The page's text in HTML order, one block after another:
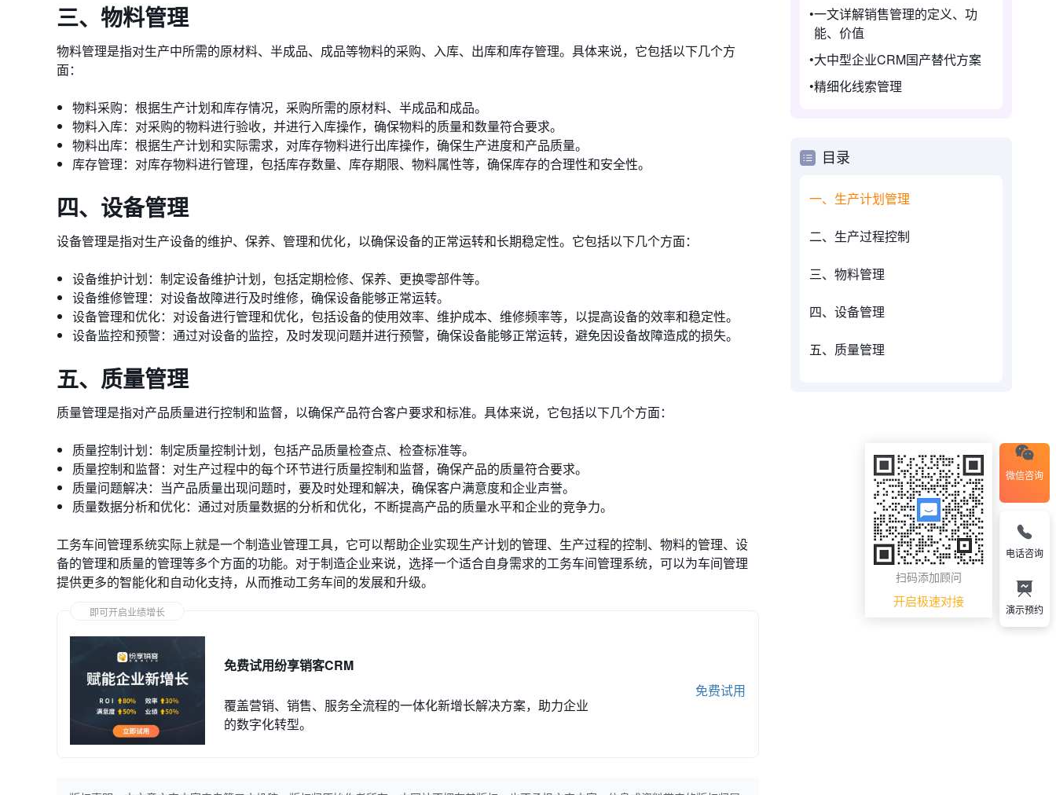
三、物料管理
物料管理是指对生产中所需的原材料、半成品、成品等物料的采购、入库、出库和库存管理。具体来说，它包括以下几个方
面：
物料采购：根据生产计划和库存情况，采购所需的原材料、半成品和成品。
物料入库：对采购的物料进行验收，并进行入库操作，确保物料的质量和数量符合要求。
物料出库：根据生产计划和实际需求，对库存物料进行出库操作，确保生产进度和产品质量。
库存管理：对库存物料进行管理，包括库存数量、库存期限、物料属性等，确保库存的合理性和安全性。
四、设备管理
设备管理是指对生产设备的维护、保养、管理和优化，以确保设备的正常运转和长期稳定性。它包括以下几个方面：
设备维护计划：制定设备维护计划，包括定期检修、保养、更换零部件等。
设备维修管理：对设备故障进行及时维修，确保设备能够正常运转。
设备管理和优化：对设备进行管理和优化，包括设备的使用效率、维护成本、维修频率等，以提高设备的效率和稳定性。
设备监控和预警：通过对设备的监控，及时发现问题并进行预警，确保设备能够正常运转，避免因设备故障造成的损失。
五、质量管理
质量管理是指对产品质量进行控制和监督，以确保产品符合客户要求和标准。具体来说，它包括以下几个方面：
质量控制计划：制定质量控制计划，包括产品质量检查点、检查标准等。
质量控制和监督：对生产过程中的每个环节进行质量控制和监督，确保产品的质量符合要求。
质量问题解决：当产品质量出现问题时，要及时处理和解决，确保客户满意度和企业声誉。
质量数据分析和优化：通过对质量数据的分析和优化，不断提高产品的质量水平和企业的竞争力。
工务车间管理系统实际上就是一个制造业管理工具，它可以帮助企业实现生产计划的管理、生产过程的控制、物料的管理、设
备的管理和质量的管理等多个方面的功能。对于制造企业来说，选择一个适合自身需求的工务车间管理系统，可以为车间管理
提供更多的智能化和自动化支持，从而推动工务车间的发展和升级。
即可开启业绩增长
免费试用纷享销客CRM
覆盖营销、销售、服务全流程的一体化新增长解决方案，助力企业
的数字化转型。
免费试用
一文详解销售管理的定义、功
能、价值
大中型企业CRM国产替代方案
精细化线索管理
目录
一、生产计划管理
二、生产过程控制
三、物料管理
四、设备管理
五、质量管理
微信咨询
扫码添加顾问
开启极速对接
电话咨询
演示预约